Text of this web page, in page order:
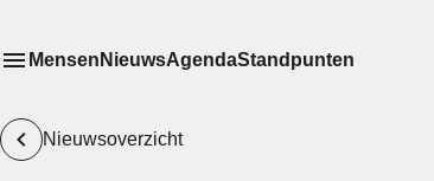
Toon het submenu van
Meer menu items
Mensen NieuwsAgendaStandpunten
Nieuwsoverzicht